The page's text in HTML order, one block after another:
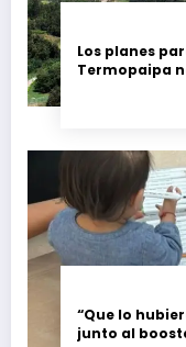
Los planes
Termopaipa
“Que lo
junto al